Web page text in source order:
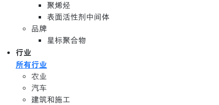
聚烯烃
表面活性剂中间体
品牌
星标聚合物
行业
所有行业
农业
汽车
建筑和施工